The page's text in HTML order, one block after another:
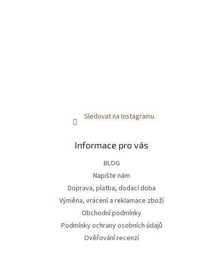
Sledovat na Instagramu
Informace pro vás
BLOG
Napište nám
Doprava, platba, dodací doba
Výměna, vrácení a reklamace zboží
Obchodní podmínky
Podmínky ochrany osobních údajů
Ověřování recenzí